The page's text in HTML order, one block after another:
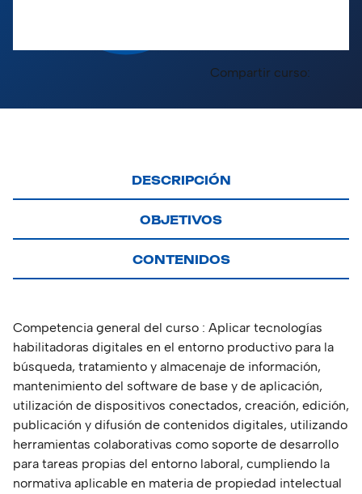
Compartir curso:
DESCRIPCIÓN
OBJETIVOS
CONTENIDOS
Competencia general del curso : Aplicar tecnologías
habilitadoras digitales en el entorno productivo para la
búsqueda, tratamiento y almacenaje de información,
mantenimiento del software de base y de aplicación,
utilización de dispositivos conectados, creación, edición,
publicación y difusión de contenidos digitales, utilizando
herramientas colaborativas como soporte de desarrollo
para tareas propias del entorno laboral, cumpliendo la
normativa aplicable en materia de propiedad intelectual